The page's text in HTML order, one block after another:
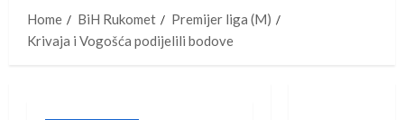
Home
BiH Rukomet
Premijer liga (M)
Krivaja i Vogošća podijelili bodove